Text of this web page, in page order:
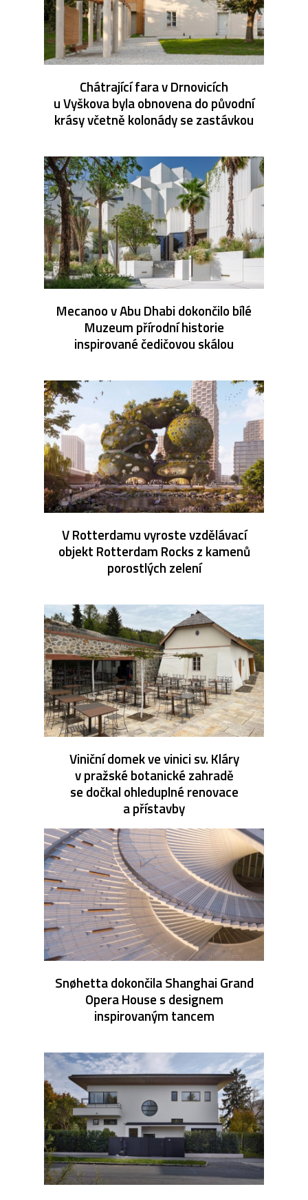
Chátrající fara v Drnovicích
u Vyškova byla obnovena do původní
krásy včetně kolonády se zastávkou
Mecanoo v Abu Dhabi dokončilo bílé
Muzeum přírodní historie
inspirované čedičovou skálou
V Rotterdamu vyroste vzdělávací
objekt Rotterdam Rocks z kamenů
porostlých zelení
Viniční domek ve vinici sv. Kláry
v pražské botanické zahradě
se dočkal ohleduplné renovace
a přístavby
Snøhetta dokončila Shanghai Grand
Opera House s designem
inspirovaným tancem